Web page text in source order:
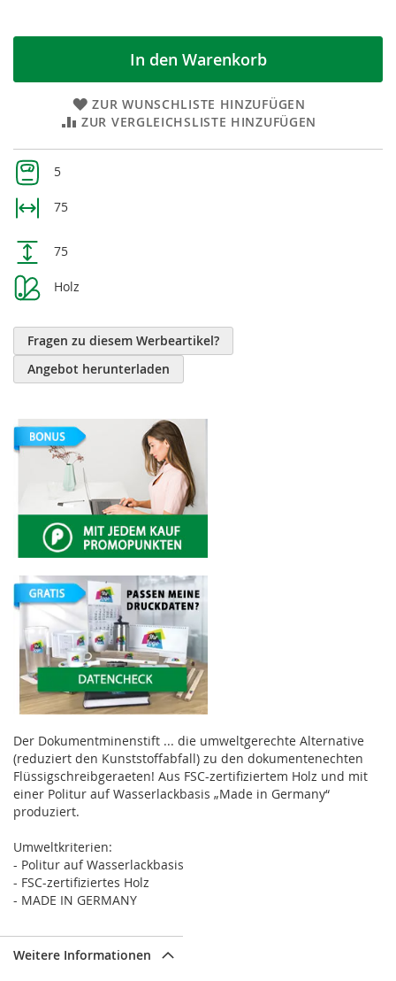
In den Warenkorb
ZUR WUNSCHLISTE HINZUFÜGEN
ZUR VERGLEICHSLISTE HINZUFÜGEN
Weitere
Informationen
5
75
75
Holz
Fragen zu diesem Werbeartikel?
Angebot herunterladen
Der Dokumentminenstift ... die umweltgerechte Alternative
(reduziert den Kunststoffabfall) zu den dokumentenechten
Flüssigschreibgeraeten! Aus FSC-zertifiziertem Holz und mit
einer Politur auf Wasserlackbasis „Made in Germany“
produziert.
Umweltkriterien:
- Politur auf Wasserlackbasis
- FSC-zertifiziertes Holz
- MADE IN GERMANY
Weitere Informationen